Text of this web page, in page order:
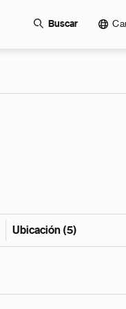
Buscar
Ubicación (5)